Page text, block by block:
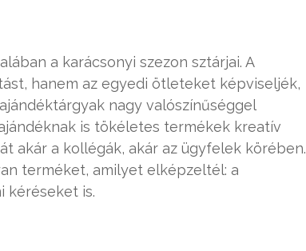
a karácsonyi szezon sztárjai. A
hanem az egyedi ötleteket képviseljék,
nagy valószínűséggel
is tökéletes termékek kreatív
akár a kollégák, akár az ügyfelek körében.
terméket, amilyet elképzeltél: a
kéréseket is.